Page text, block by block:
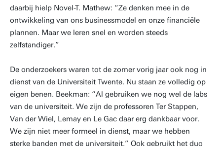
daarbij hielp Novel-T. Mathew: “Ze denken mee in de
ontwikkeling van ons businessmodel en onze financiële
plannen. Maar we leren snel en worden steeds
zelfstandiger.”
De onderzoekers waren tot de zomer vorig jaar ook nog in
dienst van de Universiteit Twente. Nu staan ze volledig op
eigen benen. Beekman: “Al gebruiken we nog wel de labs
van de universiteit. We zijn de professoren Ter Stappen,
Van der Wiel, Lemay en Le Gac daar erg dankbaar voor.
We zijn niet meer formeel in dienst, maar we hebben
sterke banden met de universiteit.” Ook gebruikt het duo